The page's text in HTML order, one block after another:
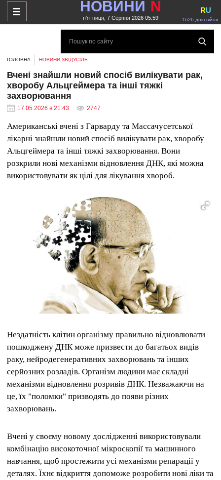
НОВИНИ N
п'ятниця, 7 Серпня 2026 05:59 1626 днів війни
RU
ГОЛОВНА НОВИНИ ЗВІДУСІЛЬ
Вчені знайшли новий спосіб вилікувати рак,
хворобу Альцгеймера та інші тяжкі
захворювання
17.05.2026 в 21:43 2747
Американські вчені з Гарварду та Массачусетської
лікарні знайшли новий спосіб вилікувати рак, хворобу
Альцгеймера та інші тяжкі захворювання. Вони
розкрили нові механізми відновлення ДНК, які можна
використовувати як цілі для лікування хвороб.
Нездатність клітин організму правильно відновлювати
пошкоджену ДНК може призвести до багатьох видів
раку, нейродегенеративних захворювань та інших
серйозних розладів. Організм людини має складні
механізми відновлення розривів ДНК. Незважаючи на
це, їх "поломки" призводять до появи різних
захворювань.
Вчені у своєму новому дослідженні використовували
комбінацію високоточної мікроскопії та машинного
навчання, щоб простежити усі механізми репарації у
деталях. Їхнє відкриття допоможе розробити нові ліки та